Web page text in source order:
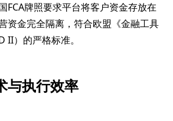
FCA牌照要求平台将客户资金存放在
资金完全隔离，符合欧盟《金融工具
II）的严格标准。
与执行效率